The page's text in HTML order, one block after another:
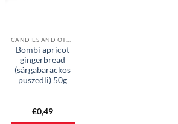
Bombi apricot
gingerbread
(sárgabarackos
puszedli) 50g
£0,49